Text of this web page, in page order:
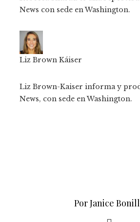
News con sede en Washington.
Liz Brown Káiser
Liz Brown-Kaiser informa y
News, con sede en Washington.
Por Janice